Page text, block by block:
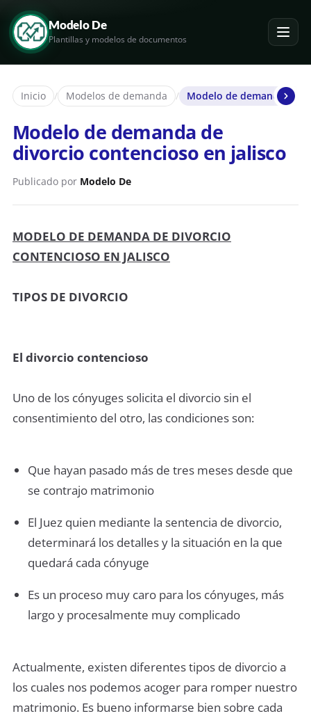
Modelo De
Plantillas y modelos de documentos
Inicio / Modelos de demanda / Modelo de demanda de
Modelo de demanda de
divorcio contencioso en jalisco
Publicado por Modelo De
MODELO DE DEMANDA DE DIVORCIO
CONTENCIOSO EN JALISCO
TIPOS DE DIVORCIO
El divorcio contencioso
Uno de los cónyuges solicita el divorcio sin el
consentimiento del otro, las condiciones son:
Que hayan pasado más de tres meses desde que
se contrajo matrimonio
El Juez quien mediante la sentencia de divorcio,
determinará los detalles y la situación en la que
quedará cada cónyuge
Es un proceso muy caro para los cónyuges, más
largo y procesalmente muy complicado
Actualmente, existen diferentes tipos de divorcio a
los cuales nos podemos acoger para romper nuestro
matrimonio. Es bueno informarse bien sobre cada